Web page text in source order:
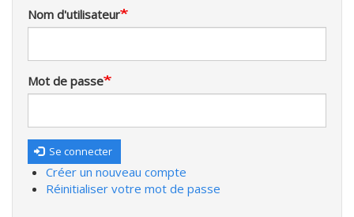
Nom d'utilisateur
Mot de passe
Se connecter
Créer un nouveau compte
Réinitialiser votre mot de passe